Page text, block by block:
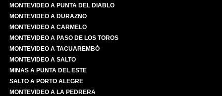
MONTEVIDEO A PUNTA DEL DIABLO
MONTEVIDEO A DURAZNO
MONTEVIDEO A CARMELO
MONTEVIDEO A PASO DE LOS TOROS
MONTEVIDEO A TACUAREMBÓ
MONTEVIDEO A SALTO
MINAS A PUNTA DEL ESTE
SALTO A PORTO ALEGRE
MONTEVIDEO A LA PEDRERA